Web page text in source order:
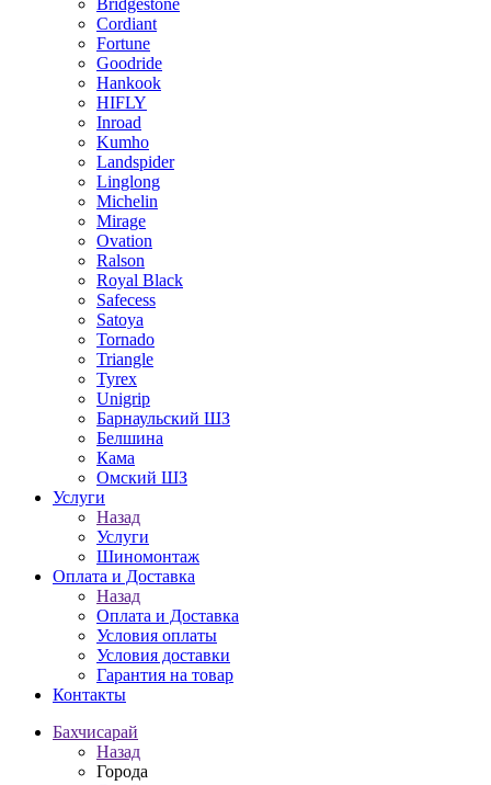
Bridgestone
Cordiant
Fortune
Goodride
Hankook
HIFLY
Inroad
Kumho
Landspider
Linglong
Michelin
Mirage
Ovation
Ralson
Royal Black
Safecess
Satoya
Tornado
Triangle
Tyrex
Unigrip
Барнаульский ШЗ
Белшина
Кама
Омский ШЗ
Услуги
Назад
Услуги
Шиномонтаж
Оплата и Доставка
Назад
Оплата и Доставка
Условия оплаты
Условия доставки
Гарантия на товар
Контакты
Бахчисарай
Назад
Города